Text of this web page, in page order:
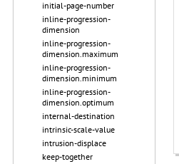
initial-page-number
inline-progression-
dimension
inline-progression-
dimension.maximum
inline-progression-
dimension.minimum
inline-progression-
dimension.optimum
internal-destination
intrinsic-scale-value
intrusion-displace
keep-together